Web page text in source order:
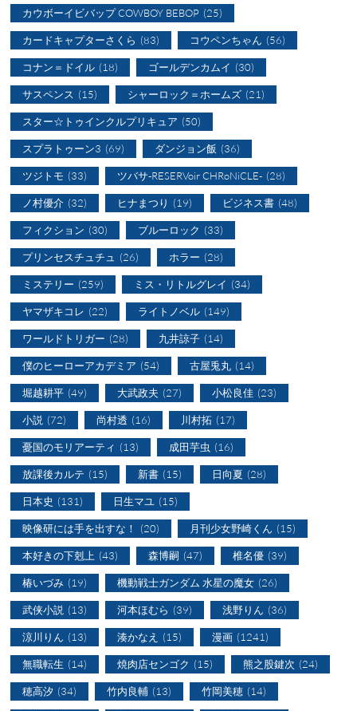
カウボーイビバップ COWBOY BEBOP (25)
カードキャプターさくら (83) コウペンちゃん (56)
コナン＝ドイル (18) ゴールデンカムイ (30)
サスペンス (15) シャーロック＝ホームズ (21)
スター☆トゥインクルプリキュア (50)
スプラトゥーン3 (69) ダンジョン飯 (36)
ツジトモ (33) ツバサ-RESERVoir CHRoNiCLE- (28)
ノ村優介 (32) ヒナまつり (19) ビジネス書 (48)
フィクション (30) ブルーロック (33)
プリンセスチュチュ (26) ホラー (28)
ミステリー (259) ミス・リトルグレイ (34)
ヤマザキコレ (22) ライトノベル (149)
ワールドトリガー (28) 九井諒子 (14)
僕のヒーローアカデミア (54) 古屋兎丸 (14)
堀越耕平 (49) 大武政夫 (27) 小松良佳 (23)
小説 (72) 尚村透 (16) 川村拓 (17)
憂国のモリアーティ (13) 成田芋虫 (16)
放課後カルテ (15) 新書 (15) 日向夏 (28)
日本史 (131) 日生マユ (15)
映像研には手を出すな！ (20) 月刊少女野崎くん (15)
本好きの下剋上 (43) 森博嗣 (47) 椎名優 (39)
椿いづみ (19) 機動戦士ガンダム 水星の魔女 (26)
武侠小説 (13) 河本ほむら (39) 浅野りん (36)
涼川りん (13) 湊かなえ (15) 漫画 (1241)
無職転生 (14) 焼肉店センゴク (15) 熊之股鍵次 (24)
穂高汐 (34) 竹内良輔 (13) 竹岡美穂 (14)